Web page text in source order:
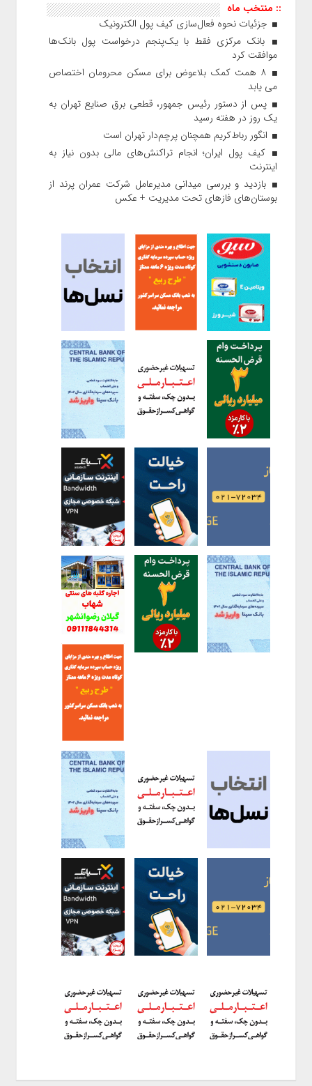
:: منتخب ماه
جزئیات نحوه فعال‌سازی کیف پول الکترونیک
بانک مرکزی فقط با یک‌‎پنجم درخواست پول بانک‌ها
موافقت کرد
۸ همت کمک بلاعوض برای مسکن محرومان اختصاص
می یابد
پس از دستور رئیس‌ جمهور، قطعی برق صنایع تهران به
یک روز در هفته رسید
انگور رباط‌کریم همچنان پرچم‌دار تهران است
کیف پول ایران؛ انجام تراکنش‌های مالی بدون نیاز به
اینترنت
بازدید و بررسی میدانی مدیرعامل شرکت عمران پرند از
بوستان‌های فازهای تحت مدیریت + عکس